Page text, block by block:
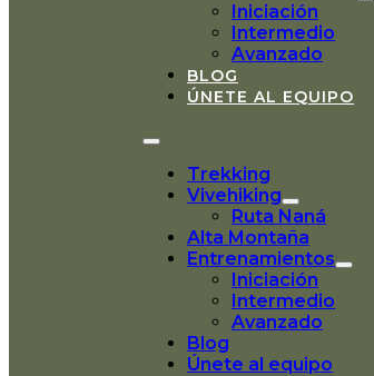
Iniciación
Intermedio
Avanzado
BLOG
ÚNETE AL EQUIPO
Trekking
Vivehiking
Ruta Naná
Alta Montaña
Entrenamientos
Iniciación
Intermedio
Avanzado
Blog
Únete al equipo